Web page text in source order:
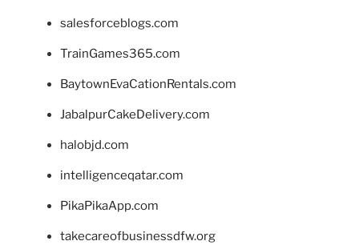
salesforceblogs.com
TrainGames365.com
BaytownEvaCationRentals.com
JabalpurCakeDelivery.com
halobjd.com
intelligenceqatar.com
PikaPikaApp.com
takecareofbusinessdfw.org